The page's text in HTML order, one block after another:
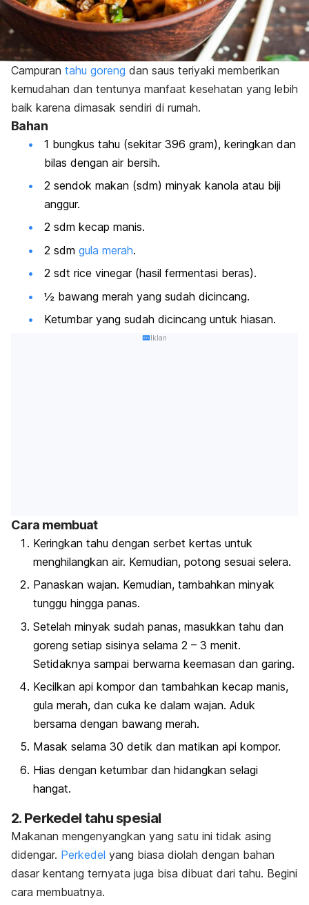
Campuran tahu goreng dan saus teriyaki memberikan
kemudahan dan tentunya manfaat kesehatan yang lebih
baik karena dimasak sendiri di rumah.
Bahan
1 bungkus tahu (sekitar 396 gram), keringkan dan
bilas dengan air bersih.
2 sendok makan (sdm) minyak kanola atau biji
anggur.
2 sdm kecap manis.
2 sdm gula merah.
2 sdt rice vinegar(hasil fermentasi beras).
½ bawang merah yang sudah dicincang.
Ketumbar yang sudah dicincang untuk hiasan.
Iklan
Cara membuat
Keringkan tahu dengan serbet kertas untuk
menghilangkan air. Kemudian, potong sesuai selera.
Panaskan wajan. Kemudian, tambahkan minyak
tunggu hingga panas.
Setelah minyak sudah panas, masukkan tahu dan
goreng setiap sisinya selama 2 – 3 menit.
Setidaknya sampai berwarna keemasan dan garing.
Kecilkan api kompor dan tambahkan kecap manis,
gula merah, dan cuka ke dalam wajan. Aduk
bersama dengan bawang merah.
Masak selama 30 detik dan matikan api kompor.
Hias dengan ketumbar dan hidangkan selagi
hangat.
2. Perkedel tahu spesial
Makanan mengenyangkan yang satu ini tidak asing
didengar. Perkedel yang biasa diolah dengan bahan
dasar kentang ternyata juga bisa dibuat dari tahu. Begini
cara membuatnya.